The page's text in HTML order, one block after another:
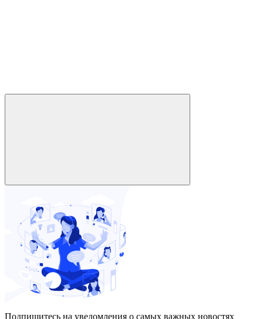
Подпишитесь на уведомления о самых важных новостях